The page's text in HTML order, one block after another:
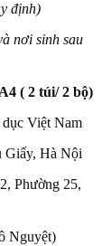
định)
nơi sinh sau
( 2 túi/ 2 bộ)
Việt Nam
Giấy, Hà Nội
Phường 25,
Nguyệt)